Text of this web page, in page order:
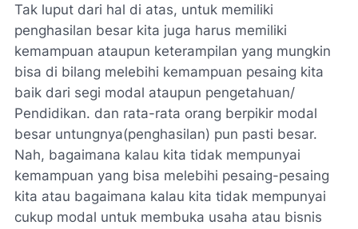
Tak luput dari hal di atas, untuk memiliki
penghasilan besar kita juga harus memiliki
kemampuan ataupun keterampilan yang mungkin
bisa di bilang melebihi kemampuan pesaing kita
baik dari segi modal ataupun pengetahuan/
Pendidikan. dan rata-rata orang berpikir modal
besar untungnya(penghasilan) pun pasti besar.
Nah, bagaimana kalau kita tidak mempunyai
kemampuan yang bisa melebihi pesaing-pesaing
kita atau bagaimana kalau kita tidak mempunyai
cukup modal untuk membuka usaha atau bisnis